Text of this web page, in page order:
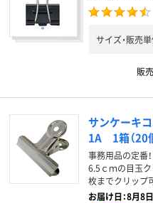
サイズ・販売
販
サンケーキ
1A 1箱（20
事務用品の定番
6.5ｃｍの目玉
枚までクリップ
お届け日：8月8日